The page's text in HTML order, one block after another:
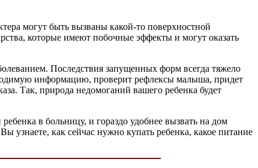
могут быть вызваны какой-то поверхностной
которые имеют побочные эффекты и могут оказать
Последствия запущенных форм всегда тяжело
информацию, проверит рефлексы малыша, придет
Так, природа недомоганий вашего ребенка будет
в больницу, и гораздо удобнее вызвать на дом
как сейчас нужно купать ребенка, какое питание